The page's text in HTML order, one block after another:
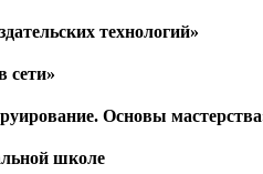
технологий»
сети»
Основы
школе